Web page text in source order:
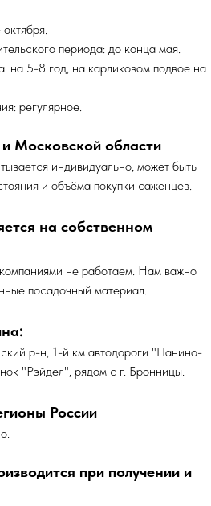
перио­да: до конца мая.
на 5-8 год, на карликовом подвое на
регулярное.
Московской области
индивидуально, может быть
и объёма покупки саженцев.
на собственном
не работаем. Нам важно
посадочный материал.
р-н, 1-й км автодороги "Панино-
"Рэйдел", рядом с г. Бронницы.
России
при получении и